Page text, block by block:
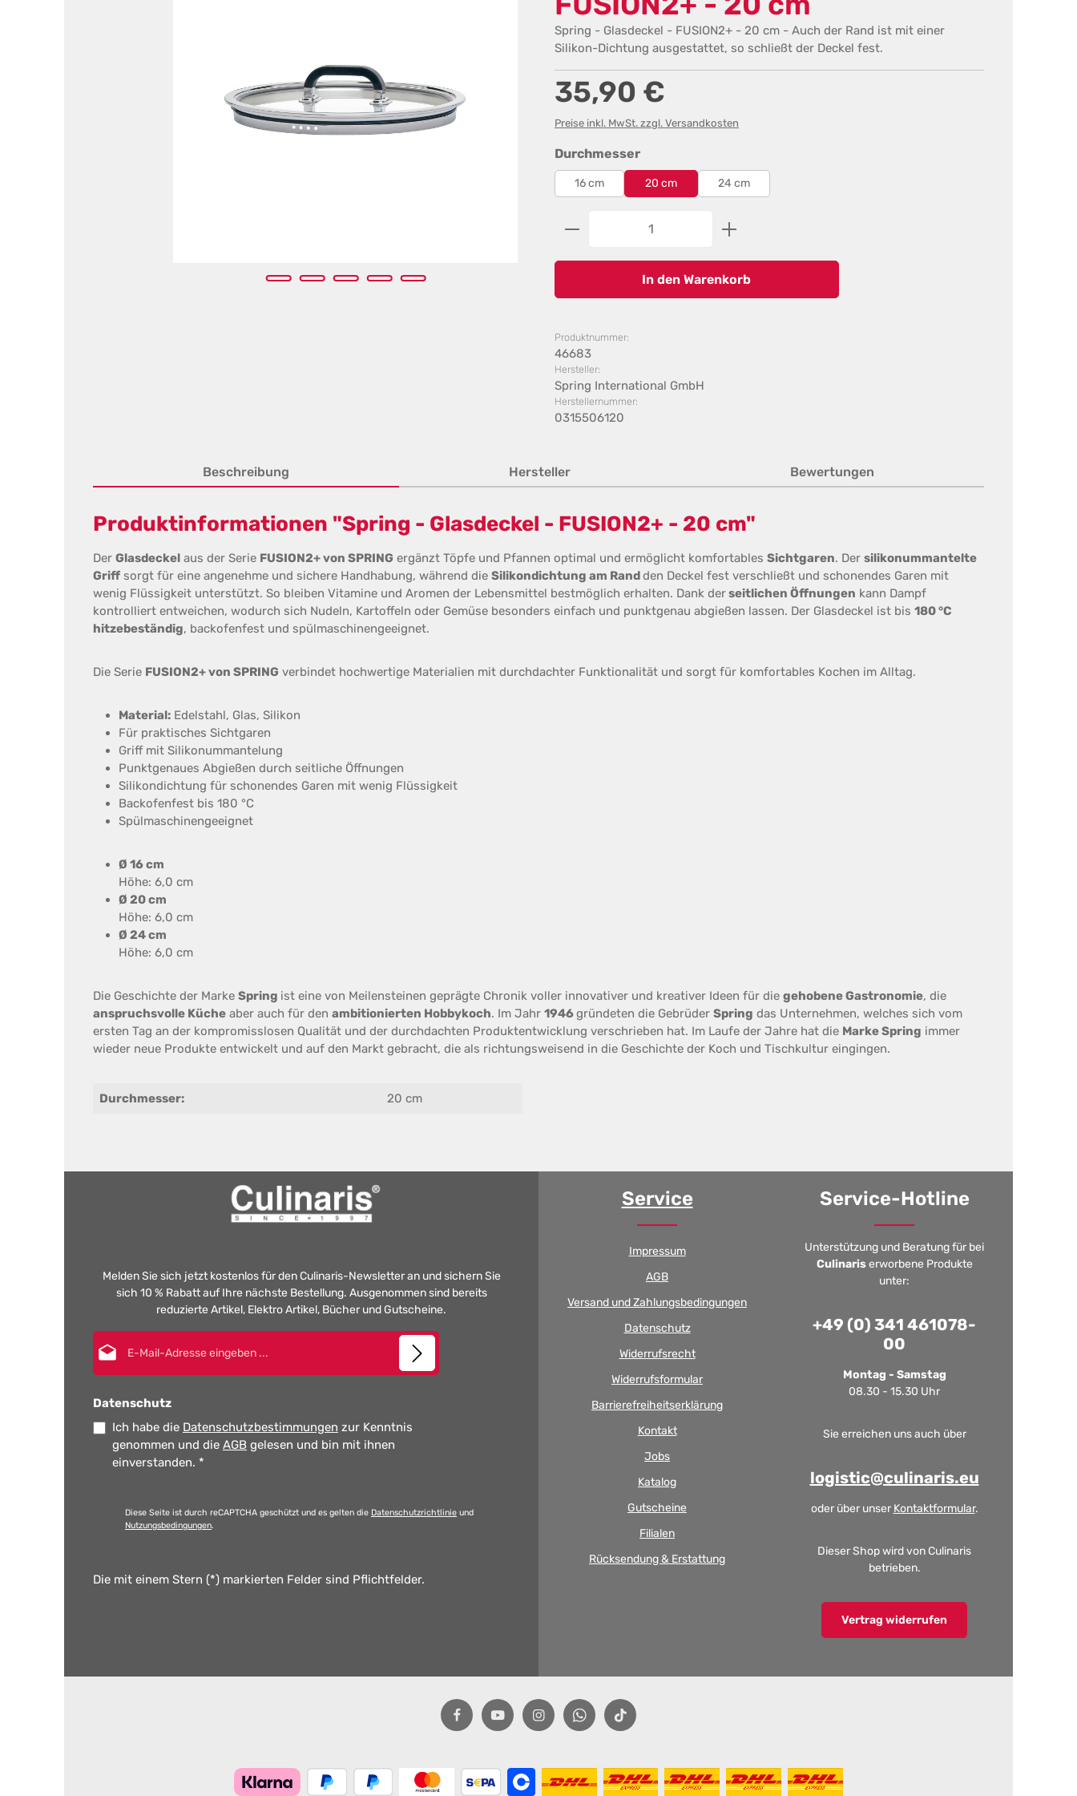
Spring - Glasdeckel - FUSION2+ - 20 cm - Auch der Rand ist mit einer
Silikon-Dichtung ausgestattet, so schließt der Deckel fest.
Regulärer Preis:
35,90 €
Preise inkl. MwSt. zzgl. Versandkosten
Durchmesserauswählen
16 cm 20 cm 24 cm
Produkt Anzahl: Gib den gewünschten Wert ein oder
In den Warenkorb
Produktnummer:
46683
Hersteller:
Spring International GmbH
Herstellernummer:
0315506120
Beschreibung Hersteller Bewertungen
Produktinformationen "Spring - Glasdeckel - FUSION2+ - 20 cm"
Der Glasdeckel aus der Serie FUSION2+ von SPRING ergänzt Töpfe und Pfannen optimal und ermöglicht komfortables Sichtgaren. Der silikonummantelte
Griff sorgt für eine angenehme und sichere Handhabung, während die Silikondichtung am Randden Deckel fest verschließt und schonendes Garen mit
wenig Flüssigkeit unterstützt. So bleiben Vitamine und Aromen der Lebensmittel bestmöglich erhalten. Dank derseitlichen Öffnungen kann Dampf
kontrolliert entweichen, wodurch sich Nudeln, Kartoffeln oder Gemüse besonders einfach und punktgenau abgießen lassen. Der Glasdeckel ist bis 180 °C
hitzebeständig, backofenfest und spülmaschinengeeignet.
Die Serie FUSION2+ von SPRING verbindet hochwertige Materialien mit durchdachter Funktionalität und sorgt für komfortables Kochen im Alltag.
Material: Edelstahl, Glas, Silikon
Für praktisches Sichtgaren
Griff mit Silikonummantelung
Punktgenaues Abgießen durch seitliche Öffnungen
Silikondichtung für schonendes Garen mit wenig Flüssigkeit
Backofenfest bis 180 °C
Spülmaschinengeeignet
Ø 16 cm
Höhe: 6,0 cm
Ø 20 cm
Höhe: 6,0 cm
Ø 24 cm
Höhe: 6,0 cm
Die Geschichte der Marke Spring ist eine von Meilensteinen geprägte Chronik voller innovativer und kreativer Ideen für die gehobene Gastronomie, die
anspruchsvolle Küche aber auch für den ambitionierten Hobbykoch. Im Jahr 1946gründeten die Gebrüder Spring das Unternehmen, welches sich vom
ersten Tag an der kompromisslosen Qualität und der durchdachten Produktentwicklung verschrieben hat. Im Laufe der Jahre hat die Marke Spring immer
wieder neue Produkte entwickelt und auf den Markt gebracht, die als richtungsweisend in die Geschichte der Koch und Tischkultur eingingen.
Durchmesser: 20 cm
Melden Sie sich jetzt kostenlos für den Culinaris-Newsletter an und sichern Sie
sich 10 % Rabatt auf Ihre nächste Bestellung. Ausgenommen sind bereits
reduzierte Artikel, Elektro Artikel, Bücher und Gutscheine.
Datenschutz
Ich habe die Datenschutzbestimmungen zur Kenntnis
genommen und die AGB gelesen und bin mit ihnen
einverstanden. *
Diese Seite ist durch reCAPTCHA geschützt und es gelten die Datenschutzrichtlinie und
Nutzungsbedingungen.
Die mit einem Stern (*) markierten Felder sind Pflichtfelder.
Service
Impressum
AGB
Versand und Zahlungsbedingungen
Datenschutz
Widerrufsrecht
Widerrufsformular
Barrierefreiheitserklärung
Kontakt
Jobs
Katalog
Gutscheine
Filialen
Rücksendung & Erstattung
Service-Hotline
Unterstützung und Beratung für bei
Culinariserworbene Produkte
unter:
+49 (0) 341 461078-
00
Montag - Samstag
08.30 - 15.30 Uhr
Sie erreichen uns auch über
logistic@culinaris.eu
oder über unser Kontaktformular.
Dieser Shop wird von Culinaris
betrieben.
Vertrag widerrufen